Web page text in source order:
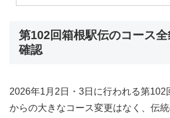
第102回箱根駅伝のコース
確認
2026年1月2日・3日に行われる第102
からの大きなコース変更はなく、伝統